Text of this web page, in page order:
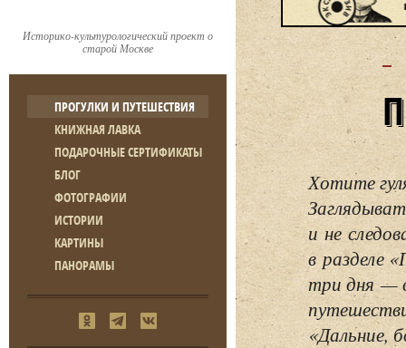
Историко-культурологический проект о
старой Москве
ПРОГУЛКИ И ПУТЕШЕСТВИЯ
КНИЖНАЯ ЛАВКА
ПОДАРОЧНЫЕ СЕРТИФИКАТЫ
БЛОГ
ФОТОГРАФИИ
ИСТОРИИ
КАРТИНЫ
ПАНОРАМЫ
Хотите
и не
в разделе
три дня —
«Дальние,